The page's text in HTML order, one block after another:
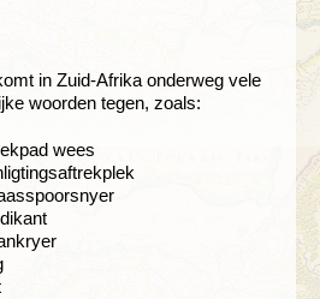
in Zuid-Afrika onderweg vele
woorden tegen, zoals:
wees